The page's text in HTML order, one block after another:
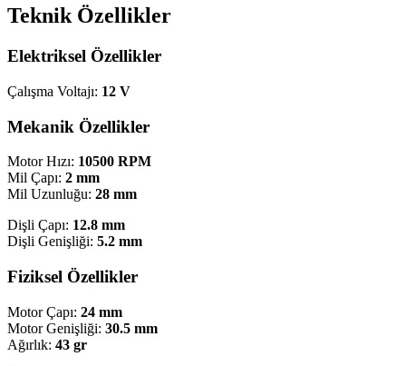
Teknik Özellikler
Elektriksel Özellikler
Çalışma Voltajı: 12 V
Mekanik Özellikler
Motor Hızı: 10500 RPM
Mil Çapı: 2 mm
Mil Uzunluğu: 28 mm
Dişli Çapı: 12.8 mm
Dişli Genişliği: 5.2 mm
Fiziksel Özellikler
Motor Çapı: 24 mm
Motor Genişliği: 30.5 mm
Ağırlık: 43 gr